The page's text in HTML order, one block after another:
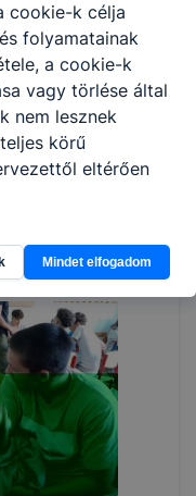
cookie-k célja
folyamatainak
a cookie-k
vagy törlése által
nem lesznek
körű
eltérően
Mindet elfogadom